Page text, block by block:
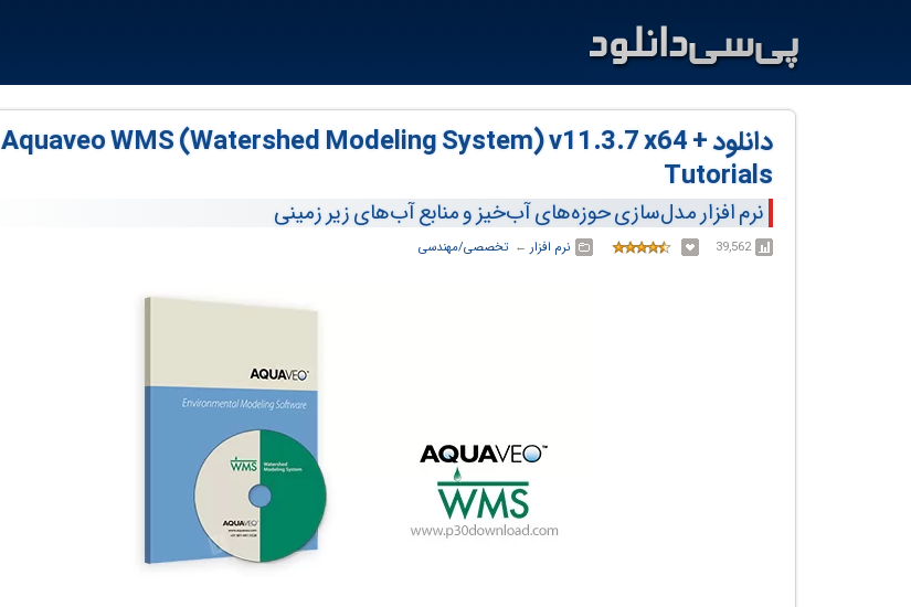
دانلود Aquaveo WMS (Watershed Modeling System) v11.3.7 x64 +
Tutorials
نرم افزار مدل‌سازی حوزه‌های آب‌خیز و منابع آب‌های زیر زمینی
39,562 نرم افزار ← ‏تخصصی/مهندسی